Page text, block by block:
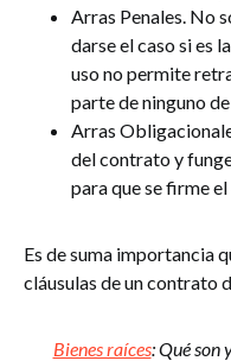
Arras Penales. No
darse el caso si es
uso no permite
parte de ninguno
Arras
del contrato y
para que se firme
Es de suma importancia
cláusulas de un contrato
Bienes raíces: Qué son